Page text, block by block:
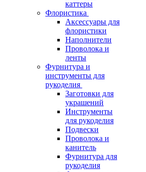
каттеры
Флористика
Аксессуары для
флористики
Наполнители
Проволока и
ленты
Фурнитура и
инструменты для
рукоделия
Заготовки для
украшений
Инструменты
для рукоделия
Подвески
Проволока и
канитель
Фурнитура для
рукоделия